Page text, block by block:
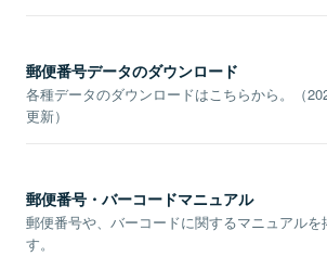
郵便番号データのダウンロード
各種データのダウンロードはこちらから。（
更新）
郵便番号・バーコードマニュアル
郵便番号や、バーコードに関するマニュアルを
す。